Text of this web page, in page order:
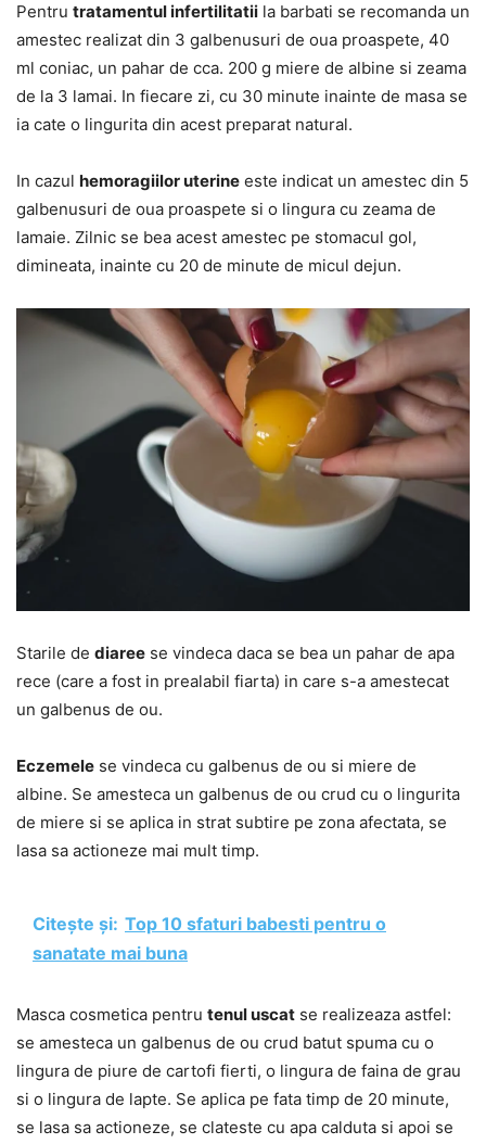
Pentru tratamentul infertilitatii la barbati se recomanda un
amestec realizat din 3 galbenusuri de oua proaspete, 40
ml coniac, un pahar de cca. 200 g miere de albine si zeama
de la 3 lamai. In fiecare zi, cu 30 minute inainte de masa se
ia cate o lingurita din acest preparat natural.
In cazul hemoragiilor uterine este indicat un amestec din 5
galbenusuri de oua proaspete si o lingura cu zeama de
lamaie. Zilnic se bea acest amestec pe stomacul gol,
dimineata, inainte cu 20 de minute de micul dejun.
Starile de diaree se vindeca daca se bea un pahar de apa
rece (care a fost in prealabil fiarta) in care s-a amestecat
un galbenus de ou.
Eczemele se vindeca cu galbenus de ou si miere de
albine. Se amesteca un galbenus de ou crud cu o lingurita
de miere si se aplica in strat subtire pe zona afectata, se
lasa sa actioneze mai mult timp.
Citește și: Top 10 sfaturi babesti pentru o
sanatate mai buna
Masca cosmetica pentru tenul uscat se realizeaza astfel:
se amesteca un galbenus de ou crud batut spuma cu o
lingura de piure de cartofi fierti, o lingura de faina de grau
si o lingura de lapte. Se aplica pe fata timp de 20 minute,
se lasa sa actioneze, se clateste cu apa calduta si apoi se